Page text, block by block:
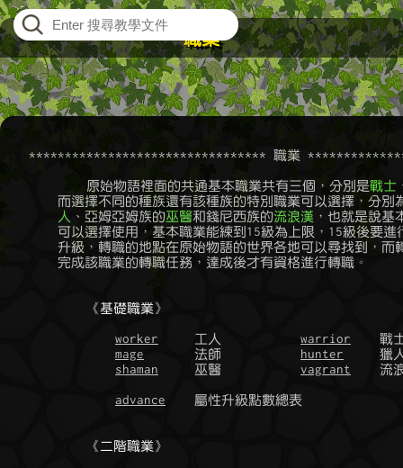
職業
********************************* 職業
	    原始物語裡面的共通基本職業共有三個，分別是
戰士
而選擇不同的種族還有該種族的特別職業可以選擇，分別
	人
、亞姆亞姆族的巫醫和錢尼西族的流浪漢 ，也就是說基
《基礎職業》
worker
     工人
warrior
戰
mage
       法師
hunter
獵
shaman
     巫醫
vagrant
流
advance
    屬性升級點數總表
《二階職業》